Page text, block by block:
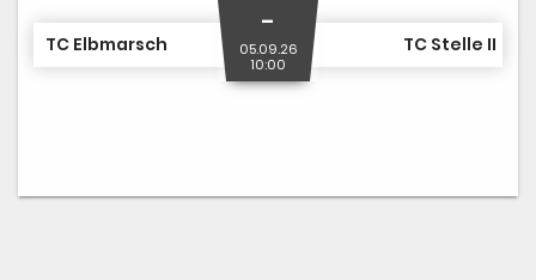
TC Elbmarsch
-
05.09.26
10:00
TC Stelle II